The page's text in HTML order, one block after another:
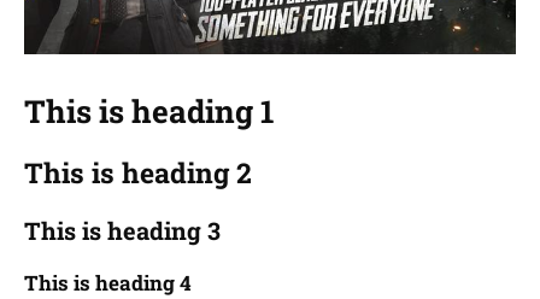
This is heading 1
This is heading 2
This is heading 3
This is heading 4